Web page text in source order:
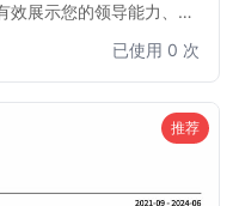
效展示您的领导能力、组
，助您轻松撰写一份专业
已使用 0 次
推荐